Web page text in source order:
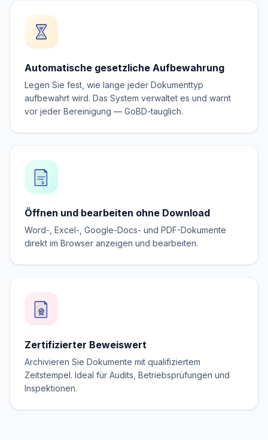
Automatische gesetzliche Aufbewahrung
Legen Sie fest, wie lange jeder Dokumenttyp
aufbewahrt wird. Das System verwaltet es und warnt
vor jeder Bereinigung — GoBD-tauglich.
Öffnen und bearbeiten ohne Download
Word-, Excel-, Google-Docs- und PDF-Dokumente
direkt im Browser anzeigen und bearbeiten.
Zertifizierter Beweiswert
Archivieren Sie Dokumente mit qualifiziertem
Zeitstempel. Ideal für Audits, Betriebsprüfungen und
Inspektionen.